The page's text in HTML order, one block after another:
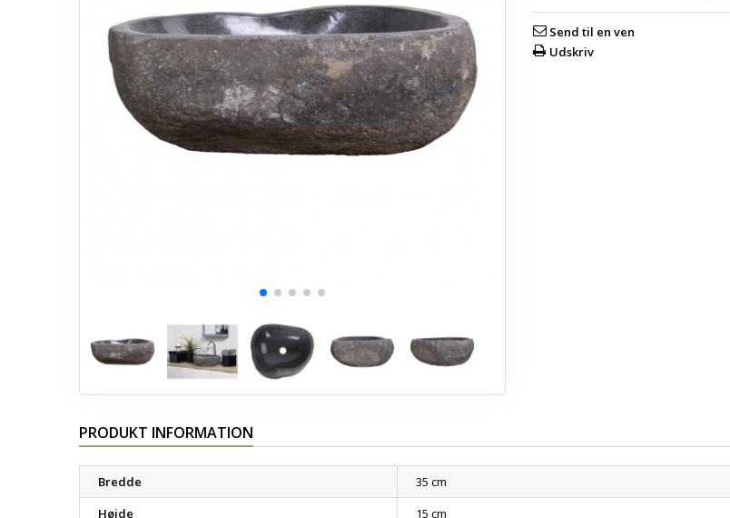
Send til en ven
Udskriv
PRODUKT INFORMATION
Bredde
35 cm
Højde
15 cm